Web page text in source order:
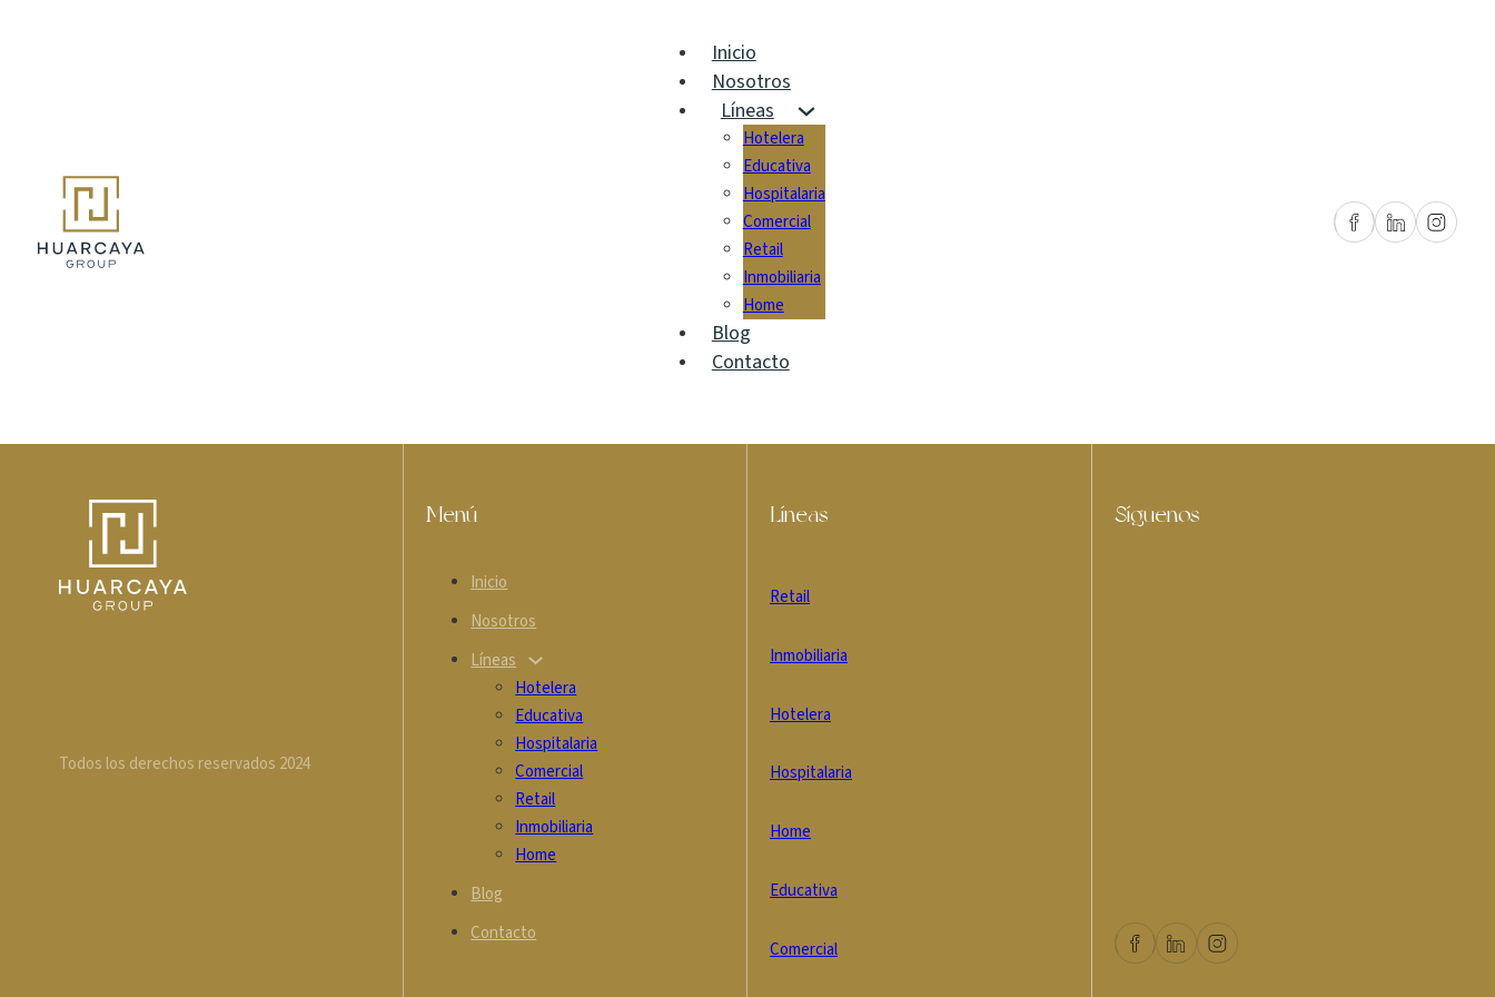
Inicio
Nosotros
Líneas
Hotelera
Educativa
Hospitalaria
Comercial
Retail
Inmobiliaria
Home
Blog
Contacto
Todos los derechos reservados 2024
Menú
Inicio
Nosotros
Líneas
Hotelera
Educativa
Hospitalaria
Comercial
Retail
Inmobiliaria
Home
Blog
Contacto
Líneas
Retail
Inmobiliaria
Hotelera
Hospitalaria
Home
Educativa
Comercial
Síguenos